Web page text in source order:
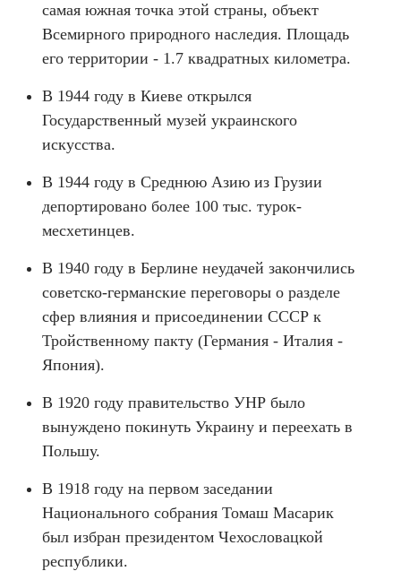
самая южная точка этой страны, объект
Всемирного природного наследия. Площадь
его территории - 1.7 квадратных километра.
В 1944 году в Киеве открылся
Государственный музей украинского
искусства.
В 1944 году в Среднюю Азию из Грузии
депортировано более 100 тыс. турок-
месхетинцев.
В 1940 году в Берлине неудачей закончились
советско-германские переговоры о разделе
сфер влияния и присоединении СССР к
Тройственному пакту (Германия - Италия -
Япония).
В 1920 году правительство УНР было
вынуждено покинуть Украину и переехать в
Польшу.
В 1918 году на первом заседании
Национального собрания Томаш Масарик
был избран президентом Чехословацкой
республики.